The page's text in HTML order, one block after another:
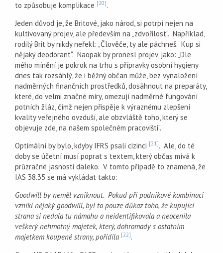
to způsobuje komplikace [20].
Jeden důvod je, že Britové, jako národ, si potrpí nejen na
kultivovaný projev, ale především na „zdvořilost“. Například,
rodilý Brit by nikdy neřekl: „Člověče, ty ale páchneš. Kup si
nějaký deodorant“. Naopak by pronesl projev, jako: „Dle
mého mínění je pokrok na trhu s přípravky osobní hygieny
dnes tak rozsáhlý, že i běžný občan může, bez vynaložení
nadměrných finančních prostředků, dosáhnout na preparáty,
které, do velmi značné míry, omezují nadměrné fungování
potních žláz, čímž nejen přispěje k výraznému zlepšení
kvality veřejného ovzduší, ale obzvláště toho, který se
objevuje zde, na našem společném pracovišti“.
Optimální by bylo, kdyby IFRS psali cizinci [21]. Ale, do té
doby se účetní musí poprat s textem, který občas mívá k
průzračné jasnosti daleko. V tomto případě to znamená, že
IAS 38.35 se má vykládat takto:
Goodwill by neměl vzniknout. Pokud při podnikové kombinaci
vznikl nějaký goodwill, byl to pouze důkaz toho, že kupující
strana si nedala tu námahu a neidentifikovala a neocenila
veškerý nehmotný majetek, který, dohromady s ostatním
majetkem koupené strany, pořídila [22].